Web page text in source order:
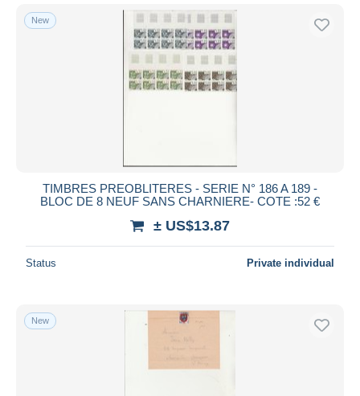
New
TIMBRES PREOBLITERES - SERIE N° 186 A 189 -
BLOC DE 8 NEUF SANS CHARNIERE- COTE :52 €
± US$13.87
Status Private individual
New